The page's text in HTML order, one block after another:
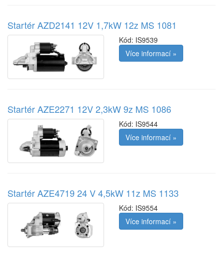
Startér AZD2141 12V 1,7kW 12z MS 1081
Kód: IS9539
Více informací »
Startér AZE2271 12V 2,3kW 9z MS 1086
Kód: IS9544
Více informací »
Startér AZE4719 24 V 4,5kW 11z MS 1133
Kód: IS9554
Více informací »